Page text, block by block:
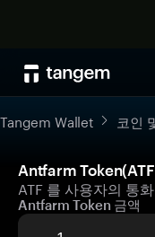
Tangem Wallet 코인
Antfarm
ATF 를 사용자의 통
Antfarm Token 금액